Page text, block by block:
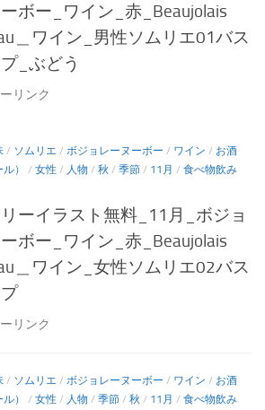
ボー_ワイン_赤_Beaujolais
＿ワイン_男性ソムリエ01バス
_ぶどう
リンク
/ ソムリエ / ボジョレーヌーボー / ワイン / お酒
）
/ 女性 / 人物 / 秋 / 季節 / 11月 / 食べ物飲み
ーイラスト無料_11月_ボジョ
ボー_ワイン_赤_Beaujolais
＿ワイン_女性ソムリエ02バス
リンク
/ ソムリエ / ボジョレーヌーボー / ワイン / お酒
）
/ 女性 / 人物 / 季節 / 秋 / 11月 / 食べ物飲み